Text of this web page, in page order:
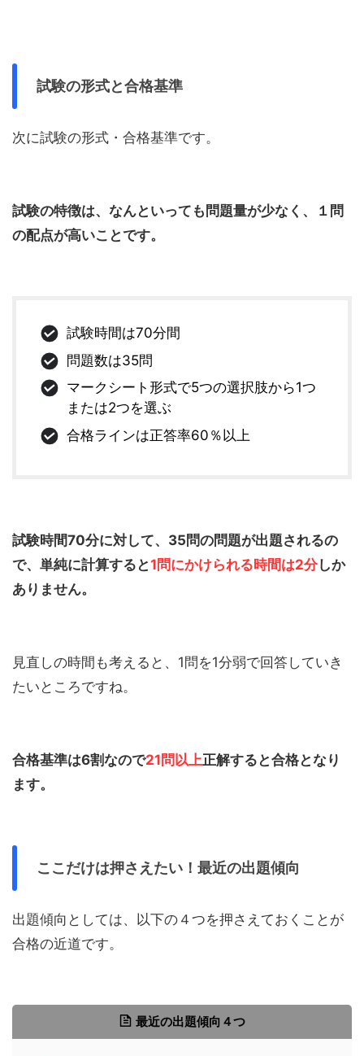
試験の形式と合格基準
次に試験の形式・合格基準です。
試験の特徴は、なんといっても問題量が少なく、１問
の配点が高いことです。
試験時間は70分間
問題数は35問
マークシート形式で5つの選択肢から1つ
または2つを選ぶ
合格ラインは正答率60％以上
試験時間70分に対して、35問の問題が出題されるの
で、単純に計算すると1問にかけられる時間は2分しか
ありません。
見直しの時間も考えると、1問を1分弱で回答していき
たいところですね。
合格基準は6割なので21問以上正解すると合格となり
ます。
ここだけは押さえたい！最近の出題傾向
出題傾向としては、以下の４つを押さえておくことが
合格の近道です。
最近の出題傾向４つ